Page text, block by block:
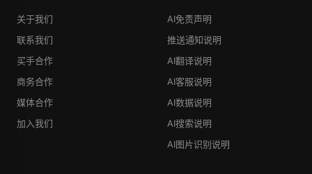
关于我们
联系我们
买手合作
商务合作
媒体合作
加入我们
AI免责声明
推送通知说明
AI翻译说明
AI客服说明
AI数据说明
AI搜索说明
AI图片识别说明